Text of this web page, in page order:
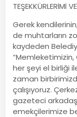
TEŞEKKÜRLERİMİ
Gerek
de muhtarların
kaydeden
her şeyi el birliği
zaman
çalışıyoruz.
gazeteci
emekçilerimize